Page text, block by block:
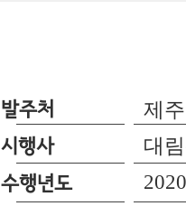
제
대
2020
발주처
시행사
​수행년도